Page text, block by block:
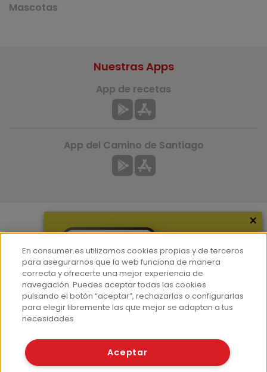
Mascotas
Más información
¿Quiénes somos?
Hemeroteca
Contacto
Prensa
Nuestras Apps
App de recetas
App del Camino de Santiago
© Fundación EROSKI
×
En consumer.es utilizamos cookies propias y de terceros
para asegurarnos que la web funciona de manera
correcta y ofrecerte una mejor experiencia de
navegación. Puedes aceptar todas las cookies
pulsando el botón “aceptar”, rechazarlas o configurarlas
para elegir libremente las que mejor se adaptan a tus
necesidades.
Aceptar